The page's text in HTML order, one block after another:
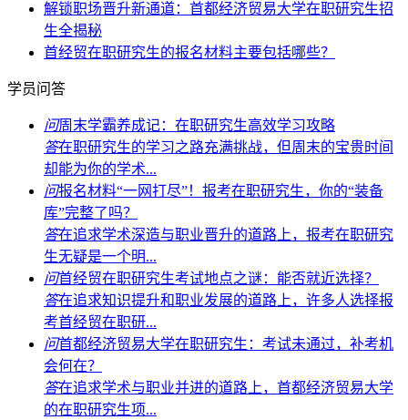
解锁职场晋升新通道：首都经济贸易大学在职研究生招
生全揭秘
首经贸在职研究生的报名材料主要包括哪些？
学员问答
问周末学霸养成记：在职研究生高效学习攻略
答在职研究生的学习之路充满挑战，但周末的宝贵时间
却能为你的学术...
问报名材料“一网打尽”！报考在职研究生，你的“装备
库”完整了吗？
答在追求学术深造与职业晋升的道路上，报考在职研究
生无疑是一个明...
问首经贸在职研究生考试地点之谜：能否就近选择？
答在追求知识提升和职业发展的道路上，许多人选择报
考首经贸在职研...
问首都经济贸易大学在职研究生：考试未通过，补考机
会何在？
答在追求学术与职业并进的道路上，首都经济贸易大学
的在职研究生项...